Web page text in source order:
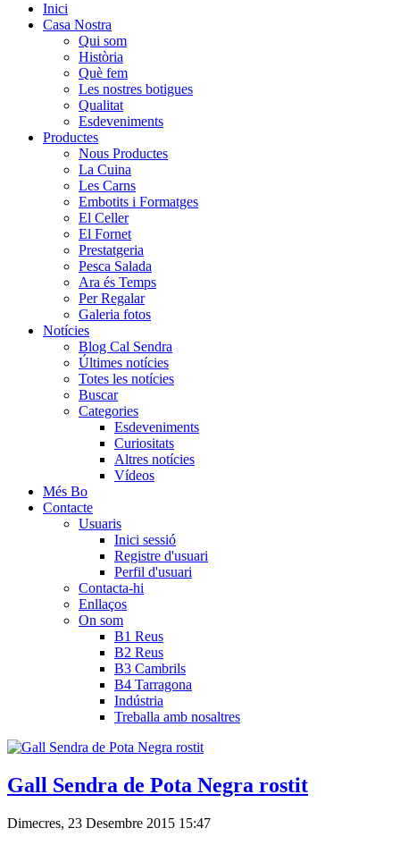
Inici
Casa Nostra
Qui som
Història
Què fem
Les nostres botigues
Qualitat
Esdeveniments
Productes
Nous Productes
La Cuina
Les Carns
Embotits i Formatges
El Celler
El Fornet
Prestatgeria
Pesca Salada
Ara és Temps
Per Regalar
Galeria fotos
Notícies
Blog Cal Sendra
Últimes notícies
Totes les notícies
Buscar
Categories
Esdeveniments
Curiositats
Altres notícies
Vídeos
Més Bo
Contacte
Usuaris
Inici sessió
Registre d'usuari
Perfil d'usuari
Contacta-hi
Enllaços
On som
B1 Reus
B2 Reus
B3 Cambrils
B4 Tarragona
Indústria
Treballa amb nosaltres
Gall Sendra de Pota Negra rostit
Dimecres, 23 Desembre 2015 15:47